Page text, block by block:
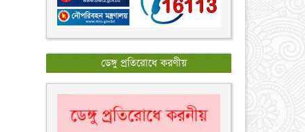
ডেঙ্গু প্রতিরোধে করণীয়